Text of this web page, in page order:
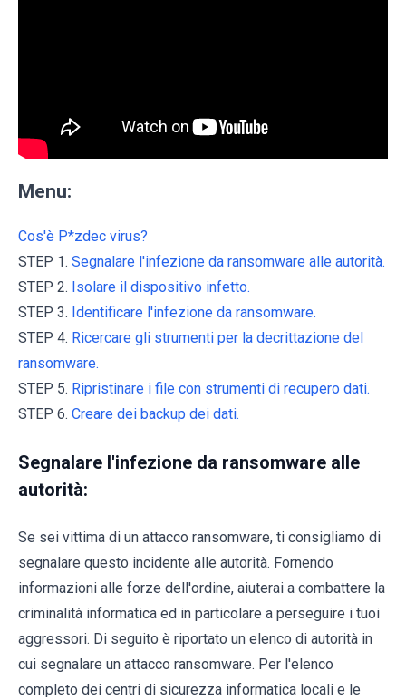
Menu:
Cos'è P*zdec virus?
STEP 1. Segnalare l'infezione da ransomware alle autorità.
STEP 2. Isolare il dispositivo infetto.
STEP 3. Identificare l'infezione da ransomware.
STEP 4. Ricercare gli strumenti per la decrittazione del
ransomware.
STEP 5. Ripristinare i file con strumenti di recupero dati.
STEP 6. Creare dei backup dei dati.
Segnalare l'infezione da ransomware alle
autorità:
Se sei vittima di un attacco ransomware, ti consigliamo di
segnalare questo incidente alle autorità. Fornendo
informazioni alle forze dell'ordine, aiuterai a combattere la
criminalità informatica ed in particolare a perseguire i tuoi
aggressori. Di seguito è riportato un elenco di autorità in
cui segnalare un attacco ransomware. Per l'elenco
completo dei centri di sicurezza informatica locali e le